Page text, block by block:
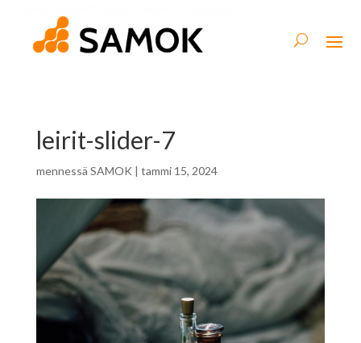
leirit-slider-7
mennessä SAMOK | tammi 15, 2024